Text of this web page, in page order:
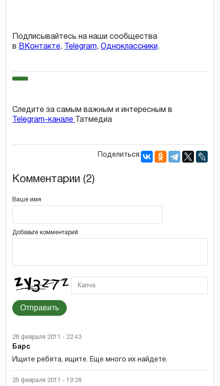
Подписывайтесь на наши сообщества
в ВКонтакте, Telegram, Одноклассники.
Следите за самым важным и интересным в
Telegram-канале
Татмедиа
Поделиться:
Комментарии (2)
Ваше имя
Добавьте комментарий
Отправить
28 февраля 2011 - 22:43
Барс
Ищите ребята, ищите. Еще много их найдете.
25 февраля 2011 - 19:26